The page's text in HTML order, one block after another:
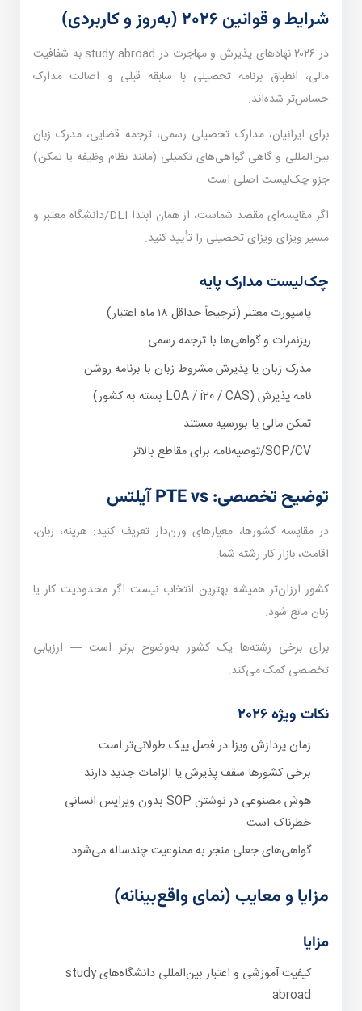
شرایط و قوانین ۲۰۲۶ (به‌روز و کاربردی)
در ۲۰۲۶ نهادهای پذیرش و مهاجرت در study abroad به شفافیت
مالی، انطباق برنامه تحصیلی با سابقه قبلی و اصالت مدارک
حساس‌تر شده‌اند.
برای ایرانیان، مدارک تحصیلی رسمی، ترجمه قضایی، مدرک زبان
بین‌المللی و گاهی گواهی‌های تکمیلی (مانند نظام وظیفه یا تمکن)
جزو چک‌لیست اصلی است.
اگر مقایسه‌ای مقصد شماست، از همان ابتدا DLI/دانشگاه معتبر و
مسیر ویزای ویزای تحصیلی را تأیید کنید.
چک‌لیست مدارک پایه
پاسپورت معتبر (ترجیحاً حداقل ۱۸ ماه اعتبار)
ریزنمرات و گواهی‌ها با ترجمه رسمی
مدرک زبان یا پذیرش مشروط زبان با برنامه روشن
نامه پذیرش (LOA / i20 / CAS بسته به کشور)
تمکن مالی یا بورسیه مستند
SOP/CV/توصیه‌نامه برای مقاطع بالاتر
توضیح تخصصی: PTE vs آیلتس
در مقایسه کشورها، معیارهای وزن‌دار تعریف کنید: هزینه، زبان،
اقامت، بازار کار رشته شما.
کشور ارزان‌تر همیشه بهترین انتخاب نیست اگر محدودیت کار یا
زبان مانع شود.
برای برخی رشته‌ها یک کشور به‌وضوح برتر است — ارزیابی
تخصصی کمک می‌کند.
نکات ویژه ۲۰۲۶
زمان پردازش ویزا در فصل پیک طولانی‌تر است
برخی کشورها سقف پذیرش یا الزامات جدید دارند
هوش مصنوعی در نوشتن SOP بدون ویرایس انسانی
خطرناک است
گواهی‌های جعلی منجر به ممنوعیت چندساله می‌شود
مزایا و معایب (نمای واقع‌بینانه)
مزایا
کیفیت آموزشی و اعتبار بین‌المللی دانشگاه‌های study
abroad